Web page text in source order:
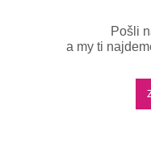
Pošli
a my ti